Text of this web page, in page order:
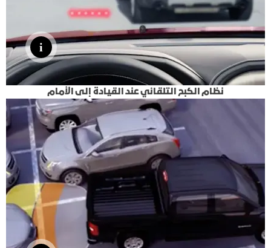
نظام الكبح التلقائي عند القيادة إلى الأمام